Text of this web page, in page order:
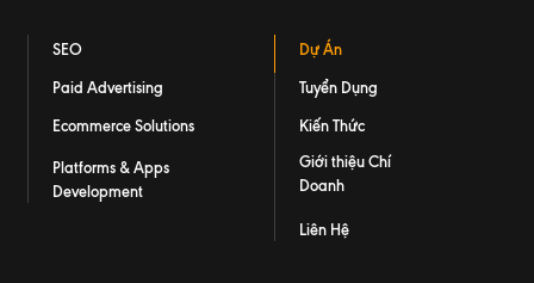
SEO
Paid Advertising
Ecommerce Solutions
Platforms & Apps
Development
Dự Án
Tuyển Dụng
Kiến Thức
Giới thiệu Chí
Doanh
Liên Hệ